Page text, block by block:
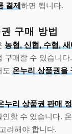
결제하면 됩니다.
구매 방법
농협, 신협, 수협,
구매할 수 있습니다
도 온누리 상품권을
누리 상품권 판매
인할 수 있습니다.
려해야 합니다.